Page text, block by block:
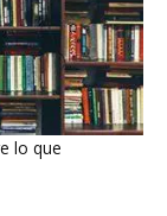
lo que